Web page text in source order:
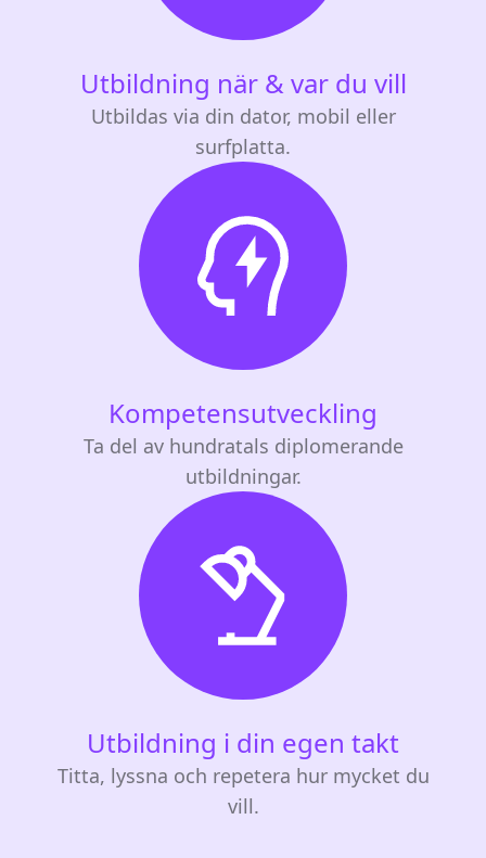
Utbildning när & var du vill
Utbildas via din dator, mobil eller
surfplatta.
Kompetensutveckling
Ta del av hundratals diplomerande
utbildningar.
Utbildning i din egen takt
Titta, lyssna och repetera hur mycket du
vill.